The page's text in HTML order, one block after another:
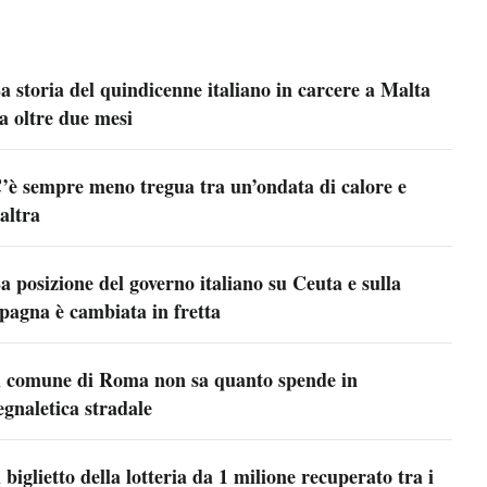
storia del quindicenne italiano in carcere a Malta
oltre due mesi
sempre meno tregua tra un’ondata di calore e
posizione del governo italiano su Ceuta e sulla
è cambiata in fretta
di Roma non sa quanto spende in
stradale
della lotteria da 1 milione recuperato tra i